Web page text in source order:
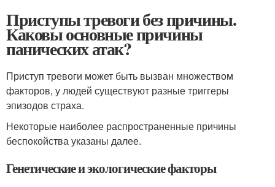
Приступы тревоги без причины.
Каковы основные причины
панических атак?
Приступ тревоги может быть вызван множеством
факторов, у людей существуют разные триггеры
эпизодов страха.
Некоторые наиболее распространенные причины
беспокойства указаны далее.
Генетические и экологические факторы